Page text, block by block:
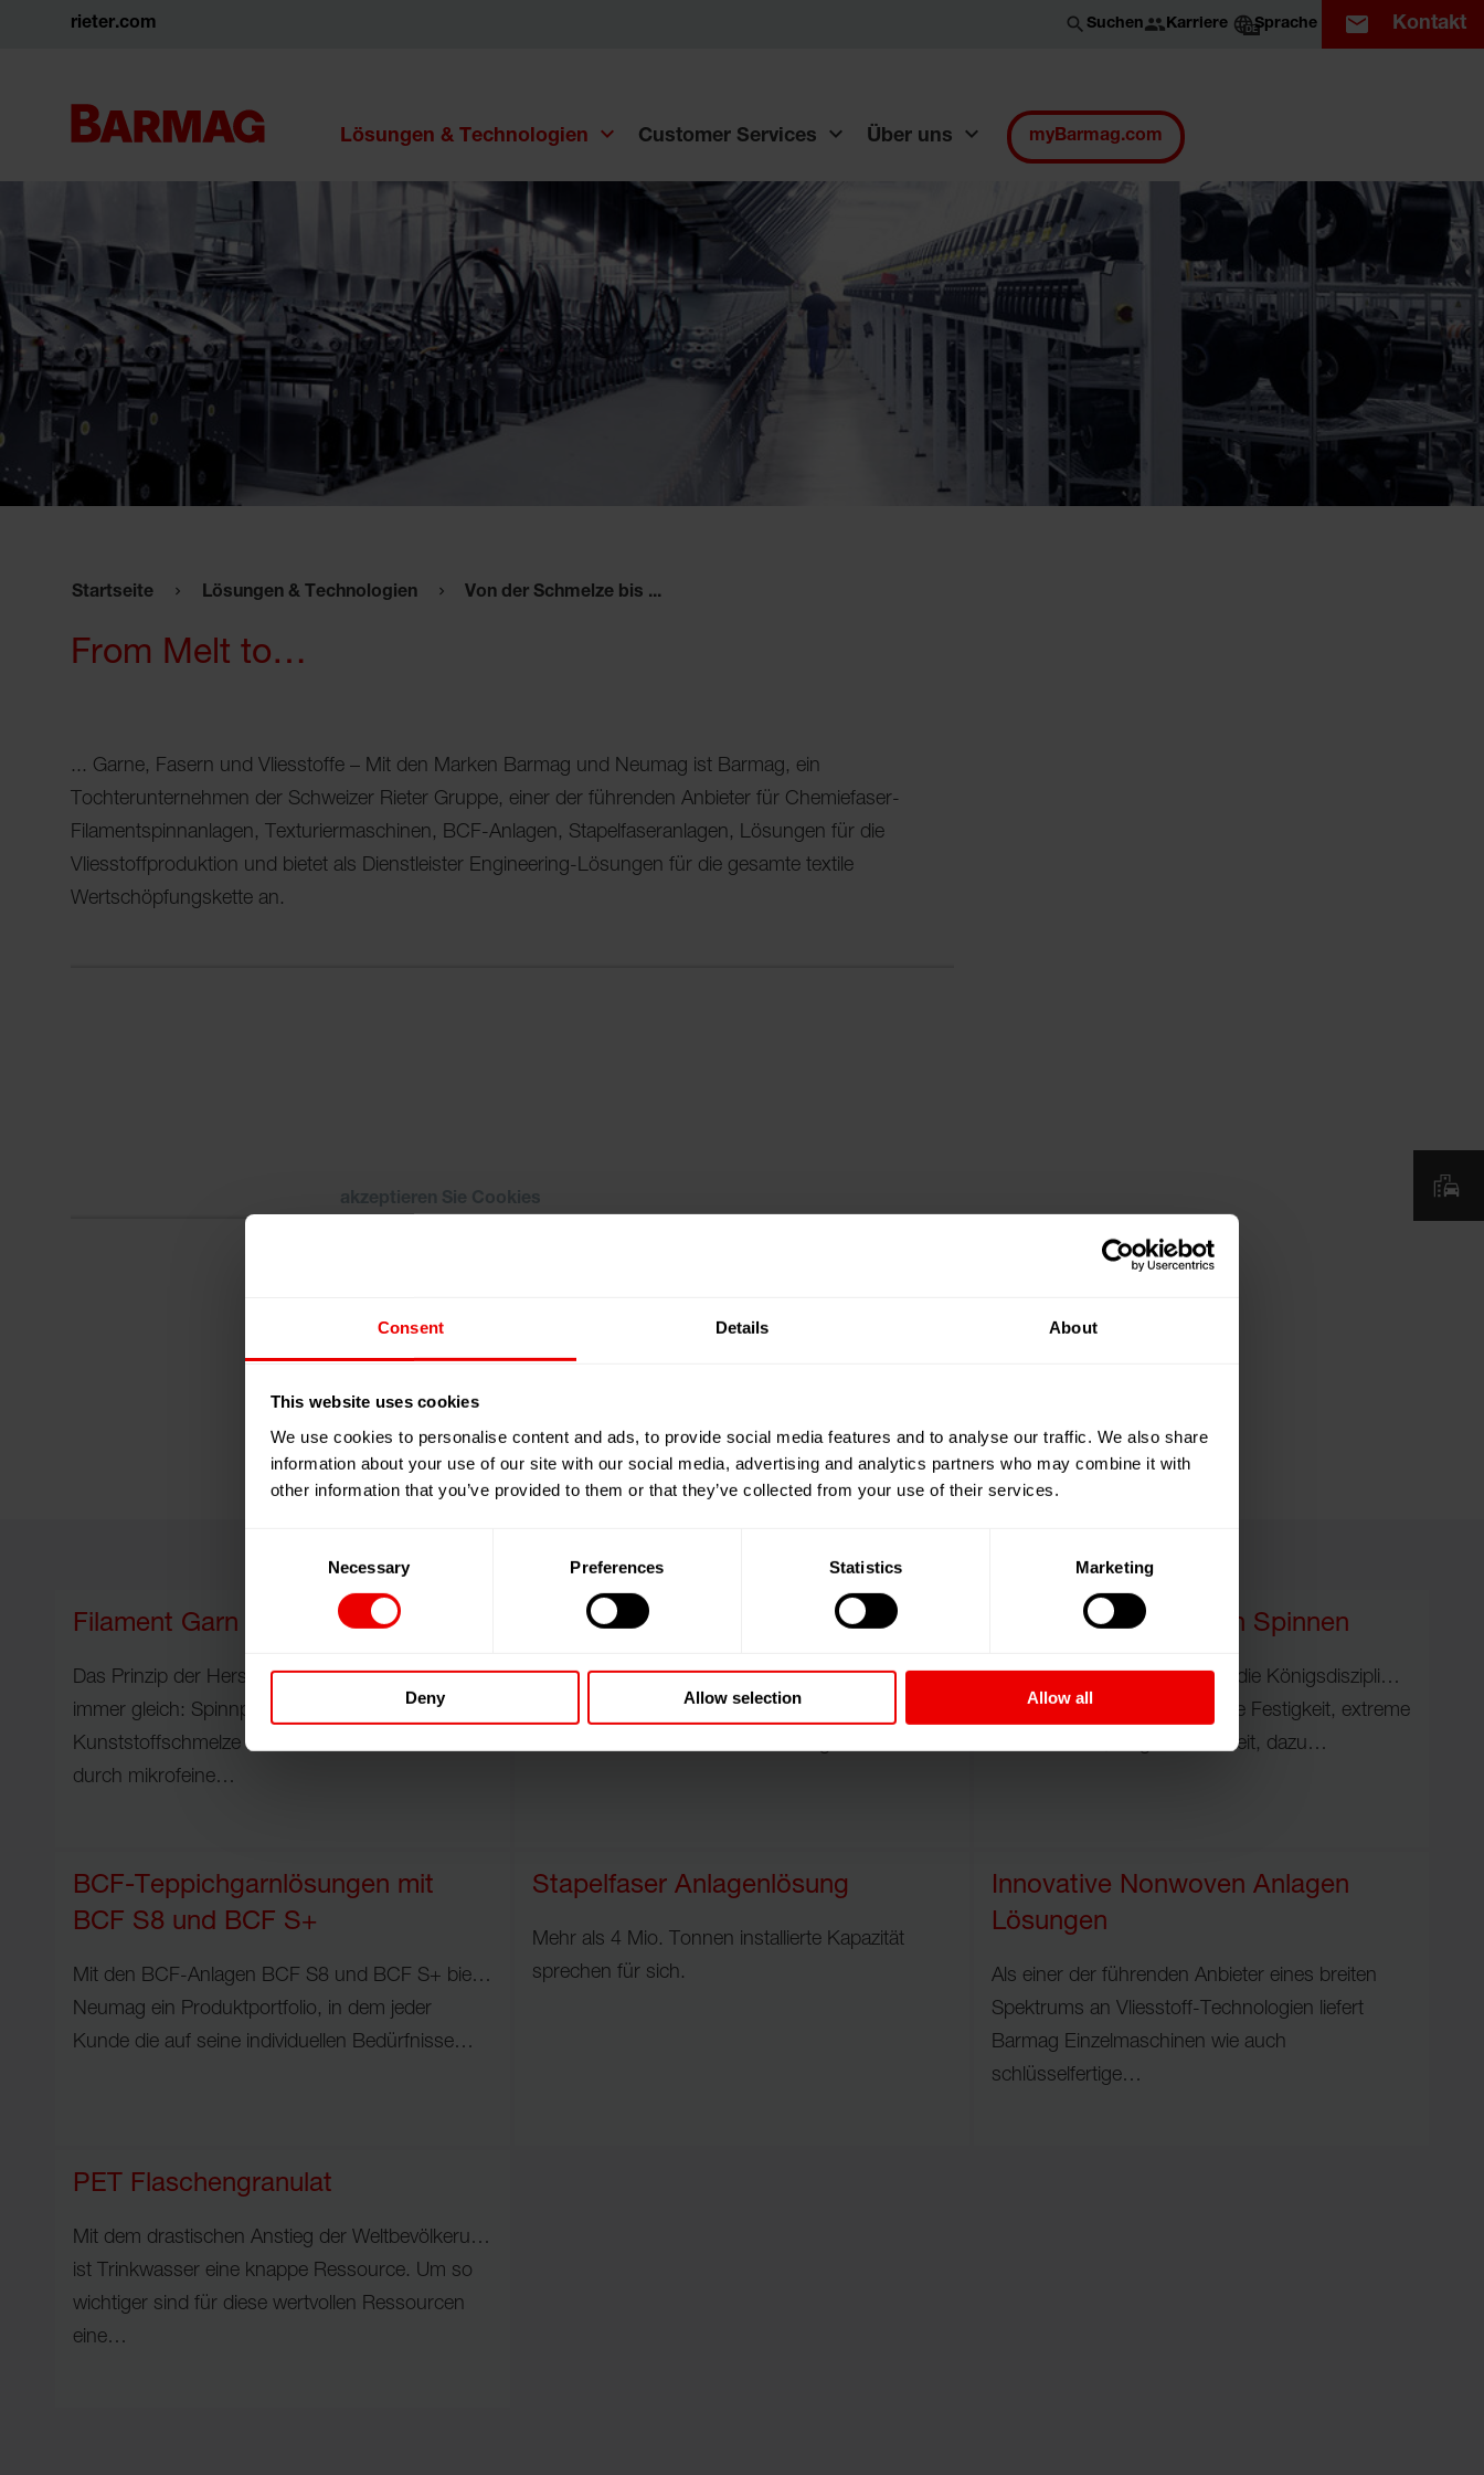
Consent Details About
This website uses cookies
We use cookies to personalise content and ads, to provide social media features and to analyse our traffic. We also share
information about your use of our site with our social media, advertising and analytics partners who may combine it with
other information that you’ve provided to them or that they’ve collected from your use of their services.
Necessary Preferences Statistics Marketing
Deny Allow selection Allow all
rieter.com Suchen Karriere DESprache Kontakt
Lösungen & Technologien Customer Services Über uns myBarmag.com
Startseite Lösungen & Technologien Von der Schmelze bis ...
From Melt to…
... Garne, Fasern und Vliesstoffe – Mit den Marken Barmag und Neumag ist Barmag, ein
Tochterunternehmen der Schweizer Rieter Gruppe, einer der führenden Anbieter für Chemiefaser-
Filamentspinnanlagen, Texturiermaschinen, BCF-Anlagen, Stapelfaseranlagen, Lösungen für die
Vliesstoffproduktion und bietet als Dienstleister Engineering-Lösungen für die gesamte textile
Wertschöpfungskette an.
akzeptieren Sie Cookies
Filament Garn (POY/HOY/FDY)
Das Prinzip der Herstellung eines Fadens ist
immer gleich: Spinnpumpen pressen die
Kunststoffschmelze unter extrem hohem Druck
durch mikrofeine…
Lösungen für die DTY Produktion
Seit es Chemiefasern gibt, wird versucht, dem
IDY - Technisch Garn Spinnen
Technische Garne gelten als die Königsdisziplin in
der Filamentherstellung. Hohe Festigkeit, extreme
Formstabilität, lange Haltbarkeit, dazu…
BCF-Teppichgarnlösungen mit
BCF S8 und BCF S+
Mit den BCF-Anlagen BCF S8 und BCF S+ bietet
Neumag ein Produktportfolio, in dem jeder
Kunde die auf seine individuellen Bedürfnisse…
Stapelfaser Anlagenlösung
Mehr als 4 Mio. Tonnen installierte Kapazität
sprechen für sich.
Innovative Nonwoven Anlagen
Lösungen
Als einer der führenden Anbieter eines breiten
Spektrums an Vliesstoff-Technologien liefert
Barmag Einzelmaschinen wie auch
schlüsselfertige…
PET Flaschengranulat
Mit dem drastischen Anstieg der Weltbevölkerung
ist Trinkwasser eine knappe Ressource. Um so
wichtiger sind für diese wertvollen Ressourcen
eine…